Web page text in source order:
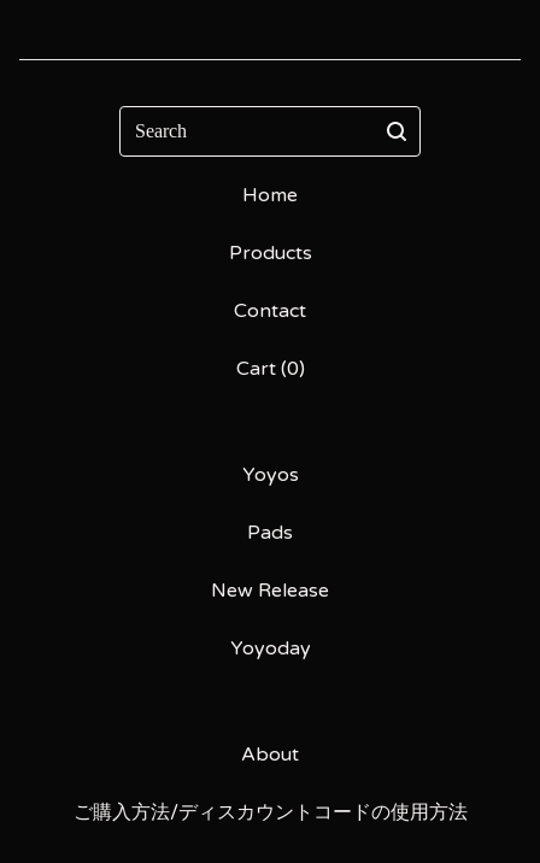
Search
Home
Products
Contact
Cart (0)
Yoyos
Pads
New Release
Yoyoday
About
ご購入方法/ディスカウントコードの使用方法